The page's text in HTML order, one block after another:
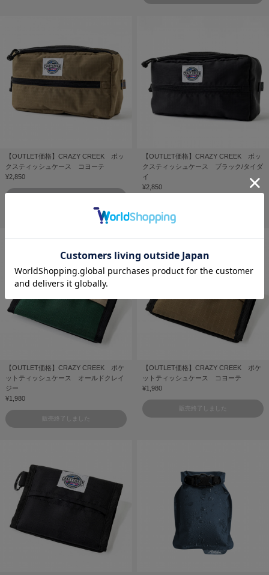
【OUTLET価格】CRAZY CREEK ボッ
クスティッシュケース コヨーテ
¥2,850
【OUTLET価格】CRAZY CREEK ボッ
クスティッシュケース ブラック/タイダ
イ
¥2,850
【OUTLET価格】CRAZY CREEK ポケ
ットティッシュケース オールドクレイ
ジー
¥1,980
販売終了しました
【OUTLET価格】CRAZY CREEK ポケ
ットティッシュケース コヨーテ
¥1,980
販売終了しました